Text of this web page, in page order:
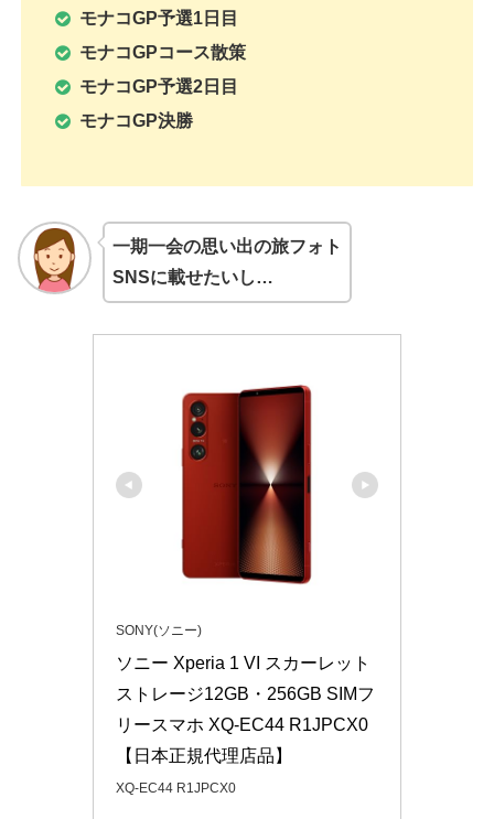
モナコGP予選1日目
モナコGPコース散策
モナコGP予選2日目
モナコGP決勝
一期一会の思い出の旅フォト
SNSに載せたいし…
SONY(ソニー)
ソニー Xperia 1 VI スカーレット
ストレージ12GB・256GB SIMフ
リースマホ XQ-EC44 R1JPCX0
【日本正規代理店品】
XQ-EC44 R1JPCX0